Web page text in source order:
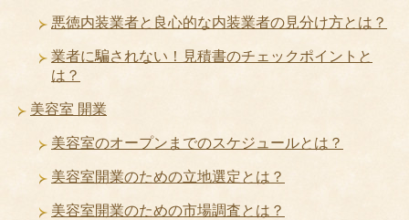
悪徳内装業者と良心的な内装業者の見分け方とは？
業者に騙されない！見積書のチェックポイントと
は？
美容室 開業
美容室のオープンまでのスケジュールとは？
美容室開業のための立地選定とは？
美容室開業のための市場調査とは？